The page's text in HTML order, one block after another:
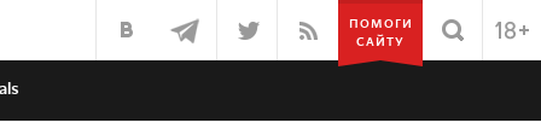
ПОМОГИ
САЙТУ